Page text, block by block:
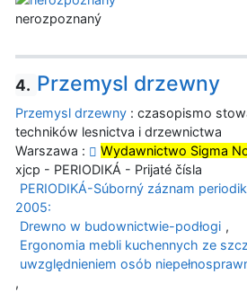
nerozpoznaný
4. Przemysl drzewny
Przemysl drzewny : czasopismo
techników lesnictva i drzewnictwa
Warszawa :
Wydawnictwo Sigma
xjcp - PERIODIKÁ - Prijaté čísla
PERIODIKÁ-Súborný záznam
2005:
Drewno w budownictwie-podłogi ,
Ergonomia mebli kuchennych ze
uwzględnieniem osób
,